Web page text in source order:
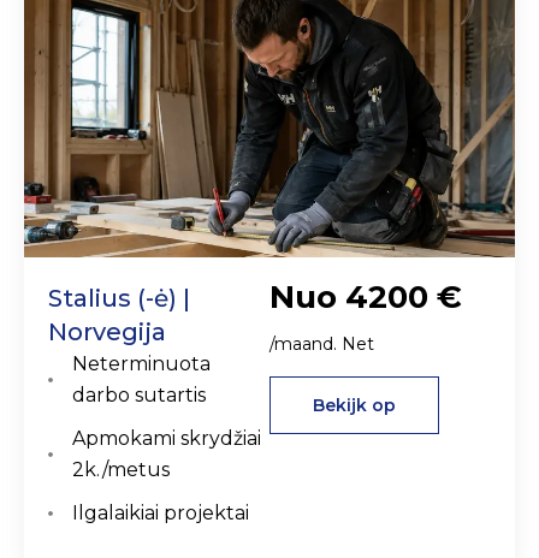
Stalius (-ė) |
Norvegija
Neterminuota
darbo sutartis
Apmokami skrydžiai
2k./metus
Ilgalaikiai projektai
Nuo 4200 €
/maand. Net
Bekijk op